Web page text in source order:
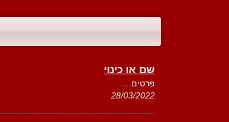
שם או כינוי
פרטים...
28/03/2022